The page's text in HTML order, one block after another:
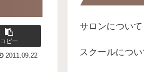
コピー
2011.09.22
サロンについて
スクールについ